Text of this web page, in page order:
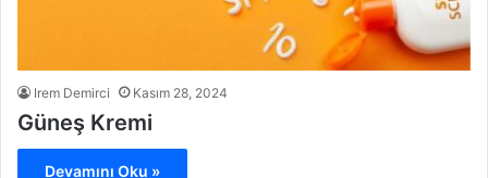
Irem Demirci Kasım 28, 2024
Güneş Kremi
Devamını Oku »